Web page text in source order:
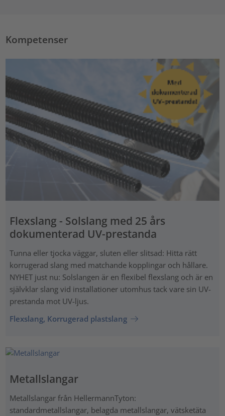
Kompetenser
Flexslang - Solslang med 25 års
dokumenterad UV-prestanda
Tunna eller tjocka väggar, sluten eller slitsad: Hitta rätt
korrugerad slang med matchande kopplingar och hållare.
NYHET just nu: Solslangen är en flexibel flexslang och är en
självklar slang vid installationer utomhus tack vare sin UV-
prestanda mot UV-ljus.
Flexslang, Korrugerad plastslang
Metallslangar
Metallslangar från HellermannTyton:
standardmetallslangar, belagda metallslangar, vätsketäta